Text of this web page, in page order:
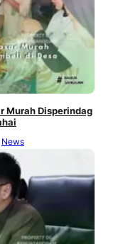
Murah Disperindag
News